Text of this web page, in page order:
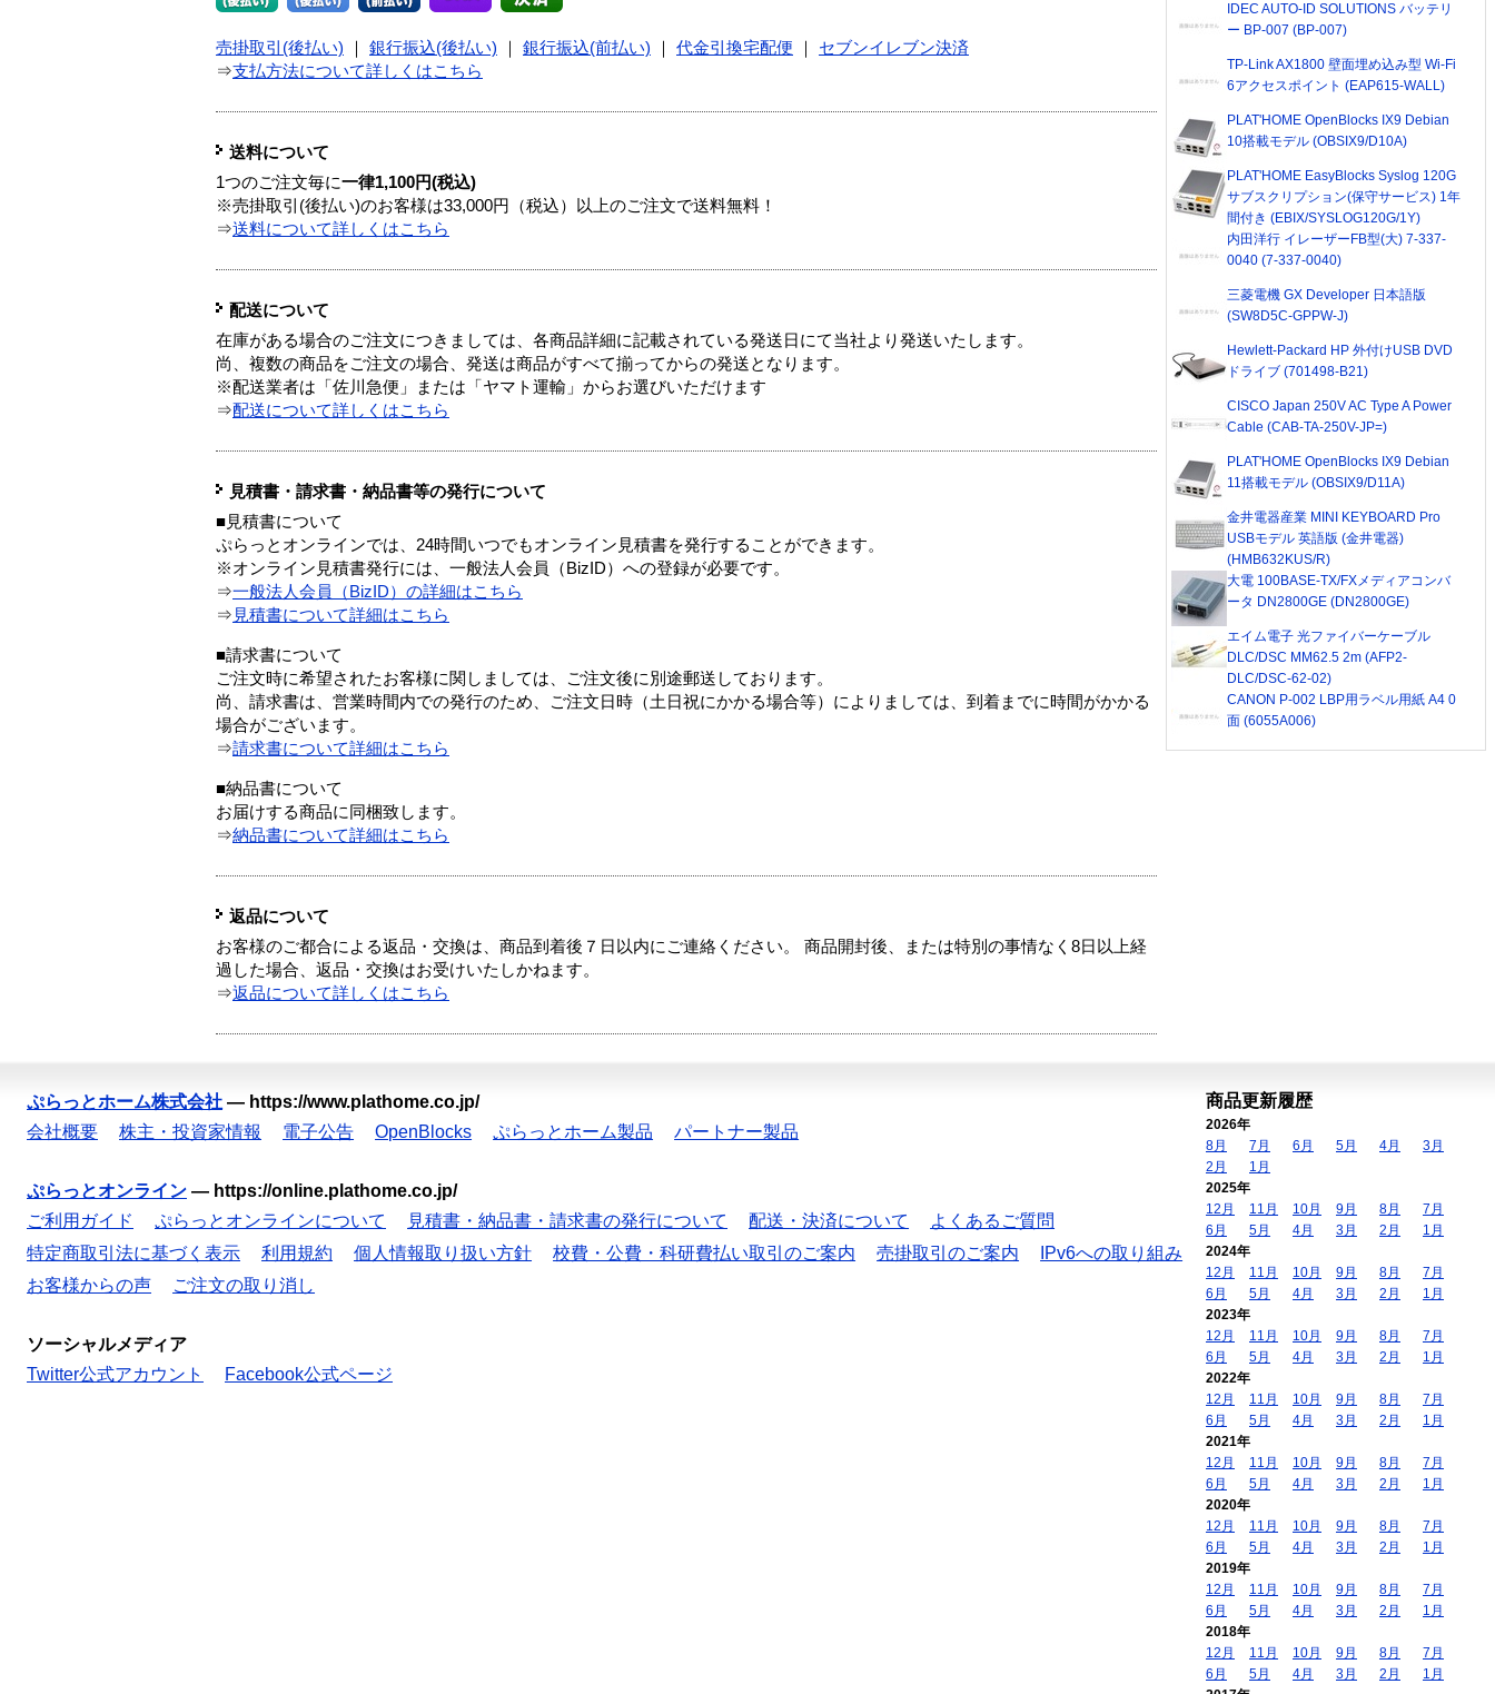
売掛取引(後払い) 銀行振込(後払い) 銀行振込(前払い) 代金引換宅配便
セブンイレブン決済
⇒支払方法について詳しくはこちら
送料について
1つのご注文毎に一律1,100円(税込)
※売掛取引(後払い)のお客様は33,000円（税込）以上のご注文で送料無料！
⇒送料について詳しくはこちら
配送について
在庫がある場合のご注文につきましては、各商品詳細に記載されている発送日にて当社より発送いたします。
尚、複数の商品をご注文の場合、発送は商品がすべて揃ってからの発送となります。
※配送業者は「佐川急便」または「ヤマト運輸」からお選びいただけます
⇒配送について詳しくはこちら
見積書・請求書・納品書等の発行について
■見積書について
ぷらっとオンラインでは、24時間いつでもオンライン見積書を発行することができます。
※オンライン見積書発行には、一般法人会員（BizID）への登録が必要です。
⇒一般法人会員（BizID）の詳細はこちら
⇒ 見積書について詳細はこちら
■請求書について
ご注文時に希望されたお客様に関しましては、ご注文後に別途郵送しております。
尚、請求書は、営業時間内での発行のため、ご注文日時（土日祝にかかる場合等）によりましては、到着までに時間がかかる
場合がございます。
⇒請求書について詳細はこちら
■納品書について
お届けする商品に同梱致します。
⇒納品書について詳細はこちら
返品について
お客様のご都合による返品・交換は、商品到着後７日以内にご連絡ください。 商品開封後、または特別の事情なく8日以上経
過した場合、返品・交換はお受けいたしかねます。
⇒返品について詳しくはこちら
IDEC AUTO-ID SOLUTIONS バッテリ
ー BP-007 (BP-007)
TP-Link AX1800 壁面埋め込み型 Wi-Fi
6アクセスポイント (EAP615-WALL)
PLAT'HOME OpenBlocks IX9 Debian
10搭載モデル (OBSIX9/D10A)
PLAT'HOME EasyBlocks Syslog 120G
サブスクリプション(保守サービス) 1年
間付き (EBIX/SYSLOG120G/1Y)
内田洋行 イレーザーFB型(大) 7-337-
0040 (7-337-0040)
三菱電機 GX Developer 日本語版
(SW8D5C-GPPW-J)
Hewlett-Packard HP 外付けUSB DVD
ドライブ (701498-B21)
CISCO Japan 250V AC Type A Power
Cable (CAB-TA-250V-JP=)
PLAT'HOME OpenBlocks IX9 Debian
11搭載モデル (OBSIX9/D11A)
金井電器産業 MINI KEYBOARD Pro
USBモデル 英語版 (金井電器)
(HMB632KUS/R)
大電 100BASE-TX/FXメディアコンバ
ータ DN2800GE (DN2800GE)
エイム電子 光ファイバーケーブル
DLC/DSC MM62.5 2m (AFP2-
DLC/DSC-62-02)
CANON P-002 LBP用ラベル用紙 A4 0
面 (6055A006)
ぷらっとホーム株式会社 — https://www.plathome.co.jp/
会社概要
株主・投資家情報 電子公告 OpenBlocks ぷらっとホーム製品 パートナー製品
ぷらっとオンライン — https://online.plathome.co.jp/
ご利用ガイド
ぷらっとオンラインについて 見積書・納品書・請求書の発行について 配送・決済について
よくあるご質問
特定商取引法に基づく表示
利用規約 個人情報取り扱い方針 校費・公費・科研費払い取引のご案内 売掛取引のご案内
IPv6への取り組み
お客様からの声
ご注文の取り消し
ソーシャルメディア
Twitter公式アカウント
Facebook公式ページ
商品更新履歴
2026年
8月
7月 6月 5月 4月
3月
2月
1月
2025年
12月
11月 10月 9月 8月
7月
6月
5月 4月 3月 2月
1月
2024年
12月
11月 10月 9月 8月
7月
6月
5月 4月 3月 2月
1月
2023年
12月
11月 10月 9月 8月
7月
6月
5月 4月 3月 2月
1月
2022年
12月
11月 10月 9月 8月
7月
6月
5月 4月 3月 2月
1月
2021年
12月
11月 10月 9月 8月
7月
6月
5月 4月 3月 2月
1月
2020年
12月
11月 10月 9月 8月
7月
6月
5月 4月 3月 2月
1月
2019年
12月
11月 10月 9月 8月
7月
6月
5月 4月 3月 2月
1月
2018年
12月
11月 10月 9月 8月
7月
6月
5月 4月 3月 2月
1月